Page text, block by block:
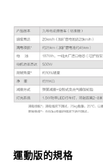
運動版的規格